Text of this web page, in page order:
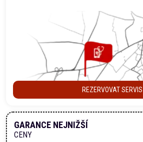
REZERVOVAT SERVIS
GARANCE NEJNIŽŠÍ
CENY